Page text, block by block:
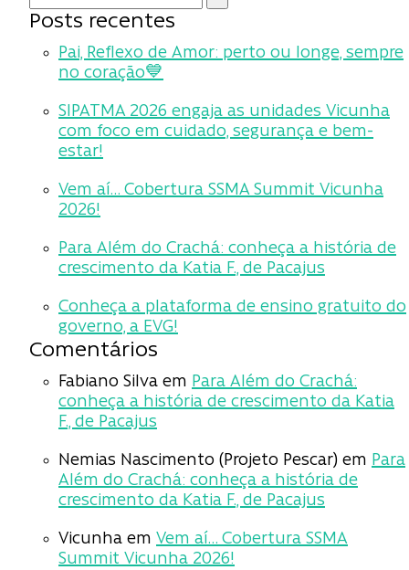
Posts recentes
Pai, Reflexo de Amor: perto ou longe, sempre
no coração💙
SIPATMA 2026 engaja as unidades Vicunha
com foco em cuidado, segurança e bem-
estar!
Vem aí… Cobertura SSMA Summit Vicunha
2026!
Para Além do Crachá: conheça a história de
crescimento da Katia F., de Pacajus
Conheça a plataforma de ensino gratuito do
governo, a EVG!
Comentários
Fabiano Silva em Para Além do Crachá:
conheça a história de crescimento da Katia
F., de Pacajus
Nemias Nascimento (Projeto Pescar) em Para
Além do Crachá: conheça a história de
crescimento da Katia F., de Pacajus
Vicunha em Vem aí… Cobertura SSMA
Summit Vicunha 2026!